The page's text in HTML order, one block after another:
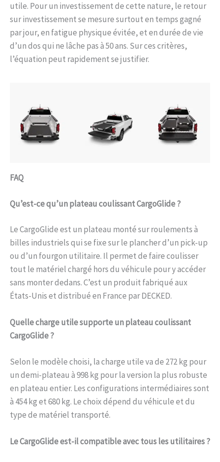
utile. Pour un investissement de cette nature, le retour
sur investissement se mesure surtout en temps gagné
par jour, en fatigue physique évitée, et en durée de vie
d’un dos qui ne lâche pas à 50 ans. Sur ces critères,
l’équation peut rapidement se justifier.
FAQ
Qu’est-ce qu’un plateau coulissant CargoGlide ?
Le CargoGlide est un plateau monté sur roulements à
billes industriels qui se fixe sur le plancher d’un pick-up
ou d’un fourgon utilitaire. Il permet de faire coulisser
tout le matériel chargé hors du véhicule pour y accéder
sans monter dedans. C’est un produit fabriqué aux
États-Unis et distribué en France par DECKED.
Quelle charge utile supporte un plateau coulissant
CargoGlide ?
Selon le modèle choisi, la charge utile va de 272 kg pour
un demi-plateau à 998 kg pour la version la plus robuste
en plateau entier. Les configurations intermédiaires sont
à 454 kg et 680 kg. Le choix dépend du véhicule et du
type de matériel transporté.
Le CargoGlide est-il compatible avec tous les utilitaires ?